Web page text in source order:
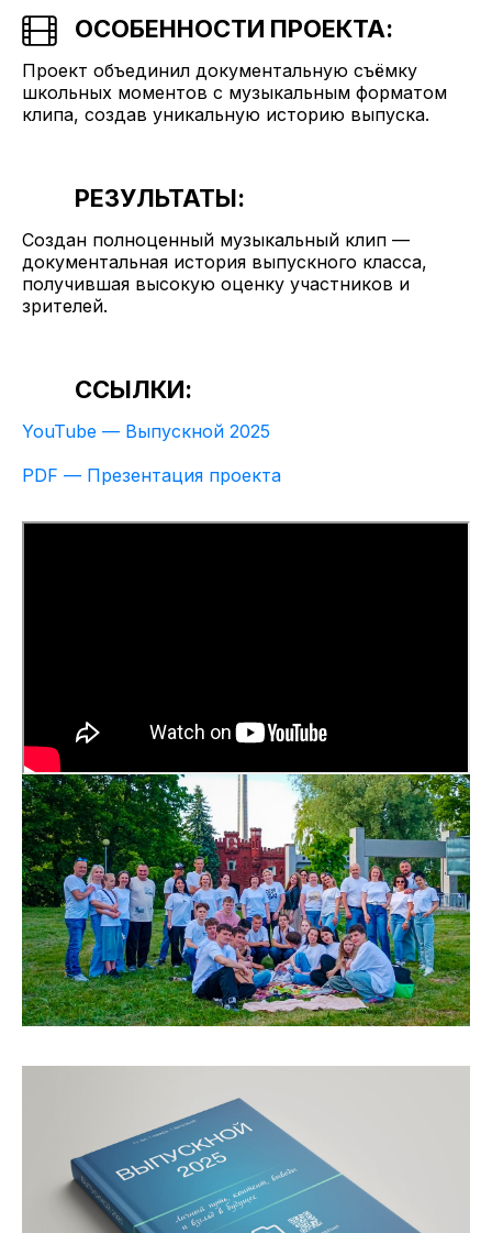
ОСОБЕННОСТИ ПРОЕКТА:
Проект объединил документальную съёмку
школьных моментов с музыкальным форматом
клипа, создав уникальную историю выпуска.
РЕЗУЛЬТАТЫ:
Создан полноценный музыкальный клип —
документальная история выпускного класса,
получившая высокую оценку участников и
зрителей.
ССЫЛКИ:
YouTube — Выпускной 2025
PDF — Презентация проекта